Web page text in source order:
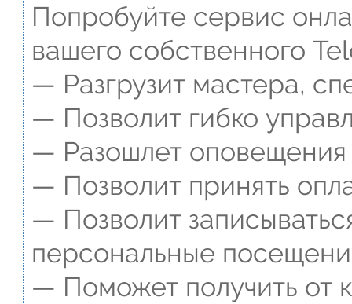
Попробуйте сервис
вашего собственного
— Разгрузит мастера,
— Позволит гибко
— Разошлет оповещения
— Позволит принять
— Позволит
персональные
— Поможет получить от